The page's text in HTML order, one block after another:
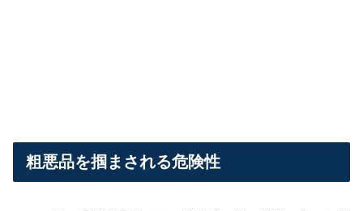
粗悪品を掴まされる危険性